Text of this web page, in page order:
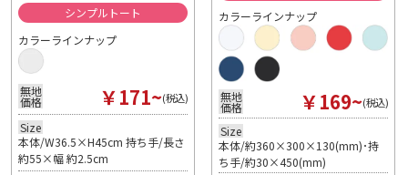
シンプルトート
カラーラインナップ
無地
価格 ￥171~(税込)
Size
本体/W36.5×H45cm 持ち手/長さ
約55×幅 約2.5cm
カラーラインナップ
無地
価格 ￥169~(税込)
Size
本体/約360×300×130(mm)･持
ち手/約30×450(mm)